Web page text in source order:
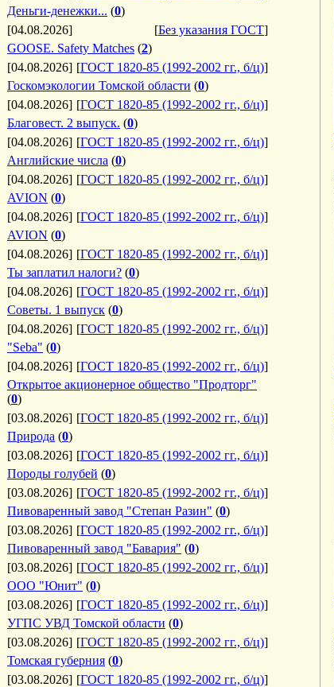
Деньги-денежки... (0)
[04.08.2026]
[Без указания ГОСТ]
GOOSE. Safety Matches (2)
[04.08.2026] [ГОСТ 1820-85 (1992-2002 гг., б/ц)]
Госкомэкологии Томской области (0)
[04.08.2026] [ГОСТ 1820-85 (1992-2002 гг., б/ц)]
Благовест. 2 выпуск. (0)
[04.08.2026] [ГОСТ 1820-85 (1992-2002 гг., б/ц)]
Английские числа (0)
[04.08.2026] [ГОСТ 1820-85 (1992-2002 гг., б/ц)]
AVION (0)
[04.08.2026] [ГОСТ 1820-85 (1992-2002 гг., б/ц)]
AVION (0)
[04.08.2026] [ГОСТ 1820-85 (1992-2002 гг., б/ц)]
Ты заплатил налоги? (0)
[04.08.2026] [ГОСТ 1820-85 (1992-2002 гг., б/ц)]
Советы. 1 выпуск (0)
[04.08.2026] [ГОСТ 1820-85 (1992-2002 гг., б/ц)]
"Seba" (0)
[04.08.2026] [ГОСТ 1820-85 (1992-2002 гг., б/ц)]
Открытое акционерное общество "Продторг"
(0)
[03.08.2026] [ГОСТ 1820-85 (1992-2002 гг., б/ц)]
Природа (0)
[03.08.2026] [ГОСТ 1820-85 (1992-2002 гг., б/ц)]
Породы голубей (0)
[03.08.2026] [ГОСТ 1820-85 (1992-2002 гг., б/ц)]
Пивоваренный завод "Степан Разин" (0)
[03.08.2026] [ГОСТ 1820-85 (1992-2002 гг., б/ц)]
Пивоваренный завод "Бавария" (0)
[03.08.2026] [ГОСТ 1820-85 (1992-2002 гг., б/ц)]
ООО "Юнит" (0)
[03.08.2026] [ГОСТ 1820-85 (1992-2002 гг., б/ц)]
УГПС УВД Томской области (0)
[03.08.2026] [ГОСТ 1820-85 (1992-2002 гг., б/ц)]
Томская губерния (0)
[03.08.2026] [ГОСТ 1820-85 (1992-2002 гг., б/ц)]